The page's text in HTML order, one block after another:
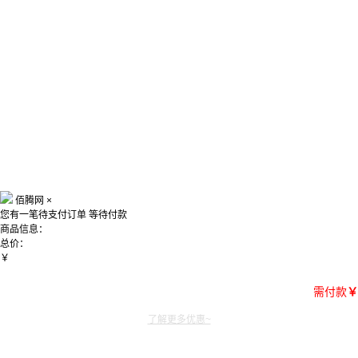
佰腾网 ×
您有一笔待支付订单 等待付款
商品信息：
总价：
￥
需付款￥
了解更多优惠~